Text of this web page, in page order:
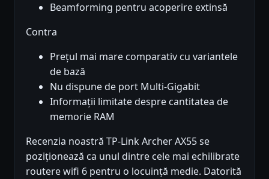
Beamforming pentru acoperire extinsă
Contra
Prețul mai mare comparativ cu variantele
de bază
Nu dispune de port Multi-Gigabit
Informații limitate despre cantitatea de
memorie RAM
Recenzia noastră TP-Link Archer AX55 se
poziționează ca unul dintre cele mai echilibrate
routere wifi 6 pentru o locuință medie. Datorită